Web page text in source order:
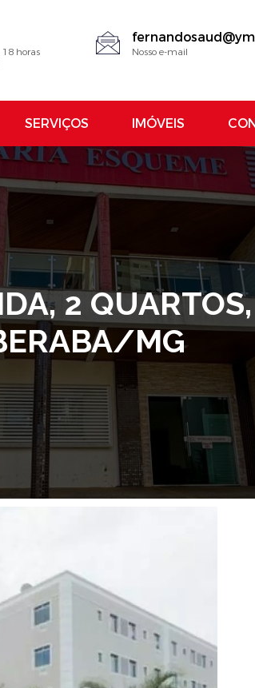
horas Nosso e-mail
SERVIÇOS IMÓVEIS
2
MG